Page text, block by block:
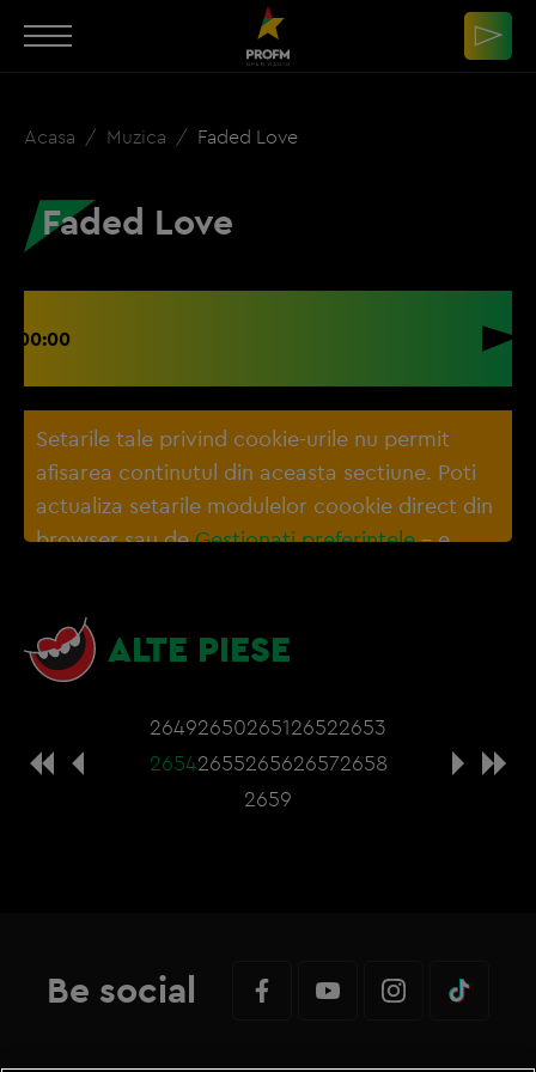
Acasa Muzica Faded Love
Faded Love
00:00
Setarile tale privind cookie-urile nu permit
afisarea continutul din aceasta sectiune. Poti
actualiza setarile modulelor coookie direct din
browser sau deGestionați preferințele– e
ALTE PIESE
26492650265126522653
26542655265626572658
2659
Be social